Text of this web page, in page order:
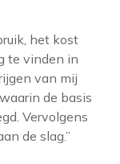
het kost
te vinden in
van mij
de basis
Vervolgens
de slag.”